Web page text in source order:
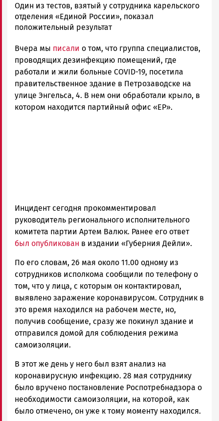
Алексей
Смирнов
Новости
и
Карелии
|
Петрозаводск
ГОВОРИТ
Один из тестов, взятый у сотрудника карельского
отделения «Единой России», показал
положительный результат
Вчера мы писали о том, что группа специалистов,
проводящих дезинфекцию помещений, где
работали и жили больные COVID-19, посетила
правительственное здание в Петрозаводске на
улице Энгельса, 4. В нем они обработали крыло, в
котором находится партийный офис «ЕР».
Инцидент сегодня прокомментировал
руководитель регионального исполнительного
комитета партии Артем Валюк. Ранее его ответ
был опубликован в издании «Губерния Дейли».
По его словам, 26 мая около 11.00 одному из
сотрудников исполкома сообщили по телефону о
том, что у лица, с которым он контактировал,
выявлено заражение коронавирусом. Сотрудник в
это время находился на рабочем месте, но,
получив сообщение, сразу же покинул здание и
отправился домой для соблюдения режима
самоизоляции.
В этот же день у него был взят анализ на
коронавирусную инфекцию. 28 мая сотруднику
было вручено постановление Роспотребнадзора о
необходимости самоизоляции, на которой, как
было отмечено, он уже к тому моменту находился.